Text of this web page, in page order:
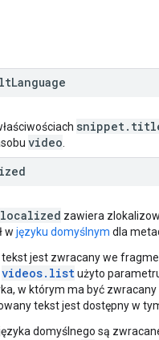
"
": unsigned long
,
"
": unsigned long
":
":
":
" : string
":
"
Language
snippet.
video
localized zawiera
w języku domyślnym dla
jest zwracany we
videos.listużyto
w którym ma być
tekst jest dostępny w
domyślnego są